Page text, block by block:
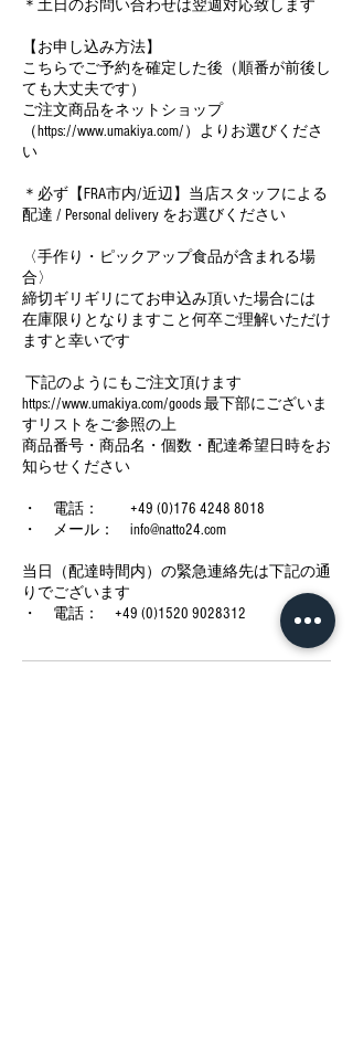
＊土日のお問い合わせは翌週対応致します
【お申し込み方法】
こちらでご予約を確定した後（順番が前後し
ても大丈夫です）
ご注文商品をネットショップ
（https://www.umakiya.com/）よりお選びくださ
い
＊必ず【FRA市内/近辺】当店スタッフによる
配達 / Personal delivery をお選びください
〈手作り・ピックアップ食品が含まれる場
合〉
締切ギリギリにてお申込み頂いた場合には
在庫限りとなりますこと何卒ご理解いただけ
ますと幸いです
下記のようにもご注文頂けます
https://www.umakiya.com/goods 最下部にございま
すリストをご参照の上
商品番号・商品名・個数・配達希望日時をお
知らせください
・ 電話： +49 (0)176 4248 8018
・ メール： info@natto24.com
当日（配達時間内）の緊急連絡先は下記の通
りでございます
・ 電話： +49 (0)1520 9028312